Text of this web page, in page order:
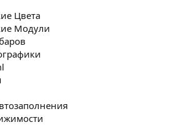
Цвета
Модули